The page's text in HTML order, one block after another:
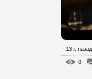
13 г. назад
0